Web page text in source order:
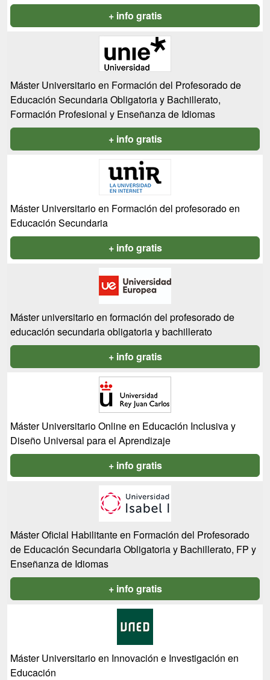
+ info gratis
Máster Universitario en Formación del Profesorado de
Educación Secundaria Obligatoria y Bachillerato,
Formación Profesional y Enseñanza de Idiomas
+ info gratis
Máster Universitario en Formación del profesorado en
Educación Secundaria
+ info gratis
Máster universitario en formación del profesorado de
educación secundaria obligatoria y bachillerato
+ info gratis
Máster Universitario Online en Educación Inclusiva y
Diseño Universal para el Aprendizaje
+ info gratis
Máster Oficial Habilitante en Formación del Profesorado
de Educación Secundaria Obligatoria y Bachillerato, FP y
Enseñanza de Idiomas
+ info gratis
Máster Universitario en Innovación e Investigación en
Educación